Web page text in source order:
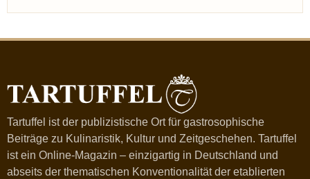
Tartuffel ist der publizistische Ort für gastrosophische
Beiträge zu Kulinaristik, Kultur und Zeitgeschehen. Tartuffel
ist ein Online-Magazin – einzigartig in Deutschland und
abseits der thematischen Konventionalität der etablierten